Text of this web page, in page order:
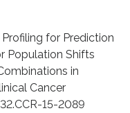
for Prediction
Population Shifts
in
Cancer
15-2089